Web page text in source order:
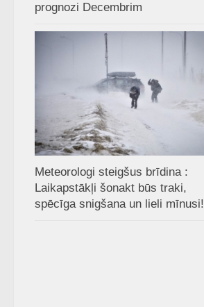
prognozi Decembrim
Meteorologi steigšus brīdina :
Laikapstākļi šonakt būs traki,
spēcīga snigšana un lieli mīnusi!